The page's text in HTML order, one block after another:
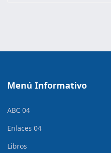
Menú Informativo
ABC 04
Enlaces 04
Libros